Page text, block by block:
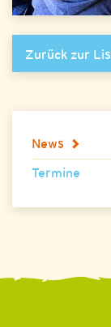
Zurück zur
News
Termine